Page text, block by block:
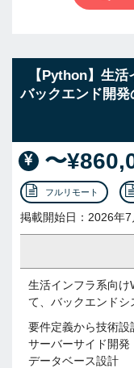
【Python】生
バックエンド開
〜
フルリモート
掲載開始日：2026年7
生活インフラ系向
て、バックエンドシ
要件定義から技術設
サーバーサイド開発
データベース設計